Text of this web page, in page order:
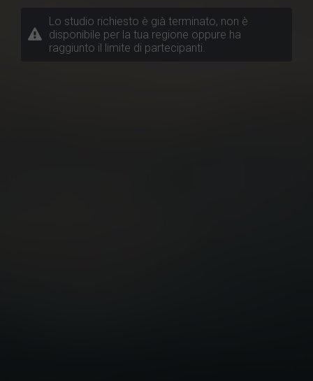
Lo studio richiesto è già terminato, non è
disponibile per la tua regione oppure ha
raggiunto il limite di partecipanti.